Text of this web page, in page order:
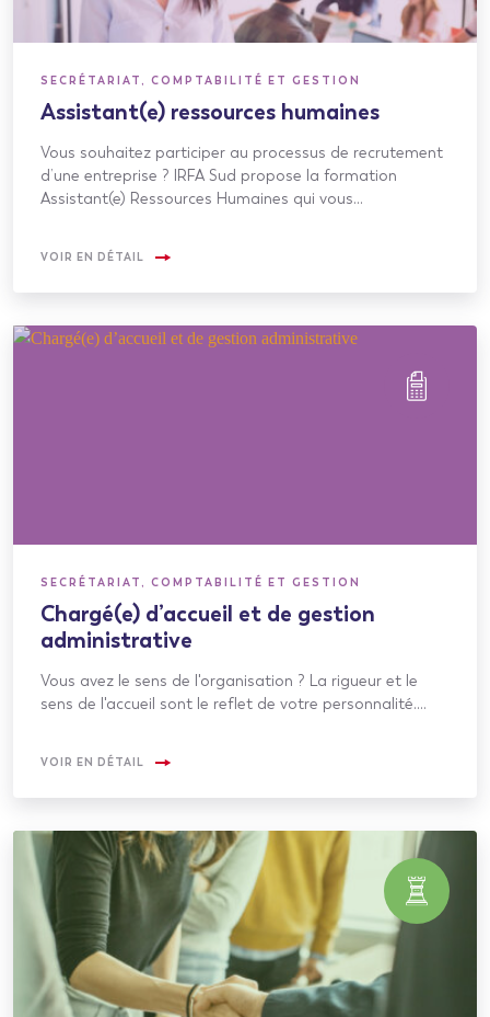
SECRÉTARIAT, COMPTABILITÉ ET GESTION
Assistant(e) ressources humaines
Vous souhaitez participer au processus de recrutement
d’une entreprise ? IRFA Sud propose la formation
Assistant(e) Ressources Humaines qui vous…
VOIR EN DÉTAIL
SECRÉTARIAT, COMPTABILITÉ ET GESTION
Chargé(e) d’accueil et de gestion
administrative
Vous avez le sens de l'organisation ? La rigueur et le
sens de l'accueil sont le reflet de votre personnalité.…
VOIR EN DÉTAIL